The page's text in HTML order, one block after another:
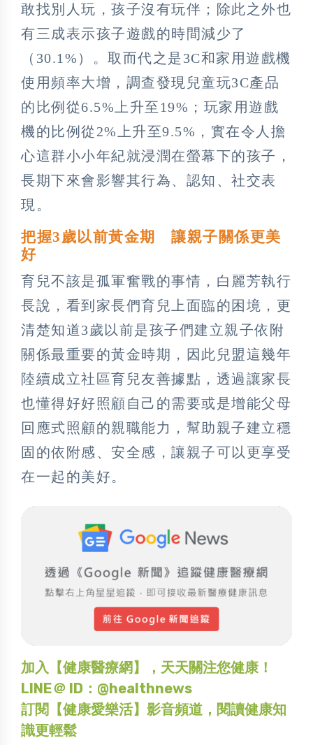
敢找別人玩，孩子沒有玩伴；除此之外也
有三成表示孩子遊戲的時間減少了
（30.1%）。取而代之是3C和家用遊戲機
使用頻率大增，調查發現兒童玩3C產品
的比例從6.5%上升至19%；玩家用遊戲
機的比例從2%上升至9.5%，實在令人擔
心這群小小年紀就浸潤在螢幕下的孩子，
長期下來會影響其行為、認知、社交表
現。
把握3歲以前黃金期 讓親子關係更美
好
育兒不該是孤軍奮戰的事情，白麗芳執行
長說，看到家長們育兒上面臨的困境，更
清楚知道3歲以前是孩子們建立親子依附
關係最重要的黃金時期，因此兒盟這幾年
陸續成立社區育兒友善據點，透過讓家長
也懂得好好照顧自己的需要或是增能父母
回應式照顧的親職能力，幫助親子建立穩
固的依附感、安全感，讓親子可以更享受
在一起的美好。
加入【健康醫療網】，天天關注您健康！
LINE＠ ID：@healthnews
訂閱【健康愛樂活】影音頻道，閱讀健康知
識更輕鬆